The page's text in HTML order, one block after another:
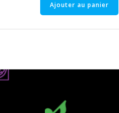
Ajouter au panier